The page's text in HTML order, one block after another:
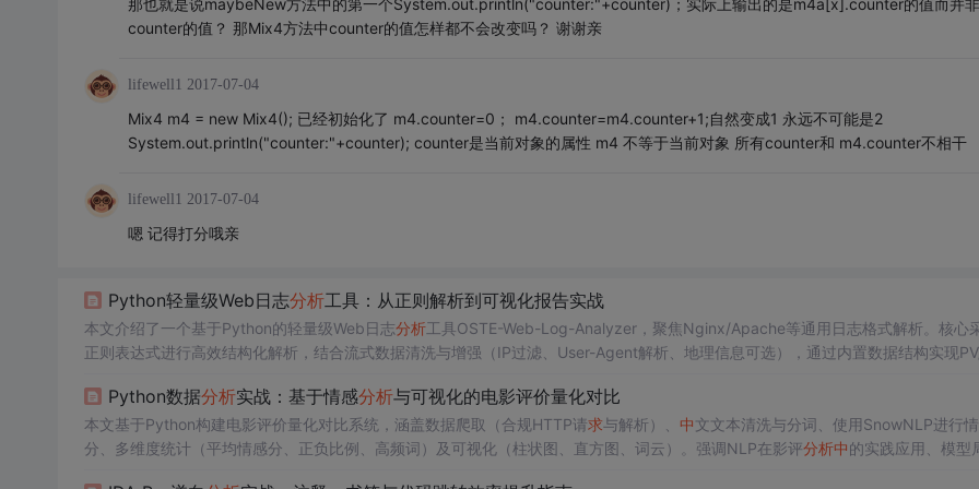
那也就是说maybeNew方法中的第一个System.out.println("counter:"+counter)；实际上输出的是m4a[x].counter的值而并非
counter的值？ 那Mix4方法中counter的值怎样都不会改变吗？ 谢谢亲
lifewell1 2017-07-04
Mix4 m4 = new Mix4(); 已经初始化了 m4.counter=0； m4.counter=m4.counter+1;自然变成1 永远不可能是2
System.out.println("counter:"+counter); counter是当前对象的属性 m4 不等于当前对象 所有counter和 m4.counter不相干
lifewell1 2017-07-04
嗯 记得打分哦亲
Python轻量级Web日志分析工具：从正则解析到可视化报告实战
本文介绍了一个基于Python的轻量级Web日志分析工具OSTE-Web-Log-Analyzer，聚焦Nginx/Apache等通用日志格式解析。核心
正则表达式进行高效结构化解析，结合流式数据清洗与增强（IP过滤、User-Agent解析、地理信息可选），通过内置数据结构实现
存占用与模块化扩展能力。
Python数据分析实战：基于情感分析与可视化的电影评价量化对比
本文基于Python构建电影评价量化对比系统，涵盖数据爬取（合规HTTP请求与解析）、 中文文本清洗与分词、使用SnowNLP进行
分、多维度统计（平均情感分、正负比例、高频词）及可视化（柱状图、直方图、词云）。强调NLP在影评分析中的实践应用、模型